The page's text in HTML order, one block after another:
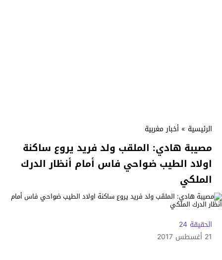
الرئيسية » أخبار مغربية
مصيبة هادي: الملقب ولد فريد يروع ساكنة
اولاد الطيب ضواحي فاس أمام أنظار الدرك
الملكي
الحقيقة 24
21 أغسطس 2017